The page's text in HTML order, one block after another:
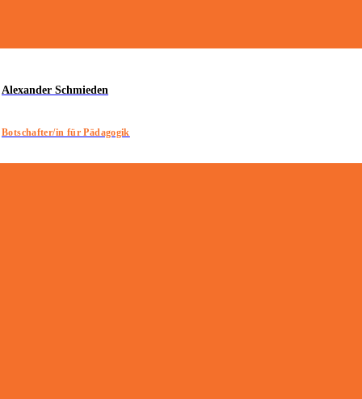
Alexander Schmieden
Botschafter/in für Pädagogik